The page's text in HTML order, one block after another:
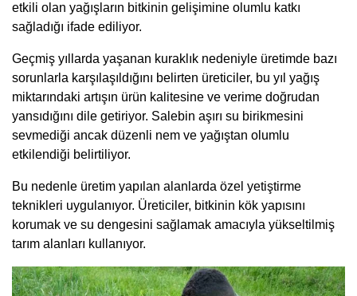
etkili olan yağışların bitkinin gelişimine olumlu katkı
sağladığı ifade ediliyor.
Geçmiş yıllarda yaşanan kuraklık nedeniyle üretimde bazı
sorunlarla karşılaşıldığını belirten üreticiler, bu yıl yağış
miktarındaki artışın ürün kalitesine ve verime doğrudan
yansıdığını dile getiriyor. Salebin aşırı su birikmesini
sevmediği ancak düzenli nem ve yağıştan olumlu
etkilendiği belirtiliyor.
Bu nedenle üretim yapılan alanlarda özel yetiştirme
teknikleri uygulanıyor. Üreticiler, bitkinin kök yapısını
korumak ve su dengesini sağlamak amacıyla yükseltilmiş
tarım alanları kullanıyor.